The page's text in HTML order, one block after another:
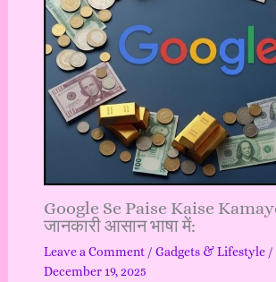
Google Se Paise Kaise
जानकारी आसान भाषा में:
Leave a Comment / Gadgets & Lifestyle/
December 19, 2025